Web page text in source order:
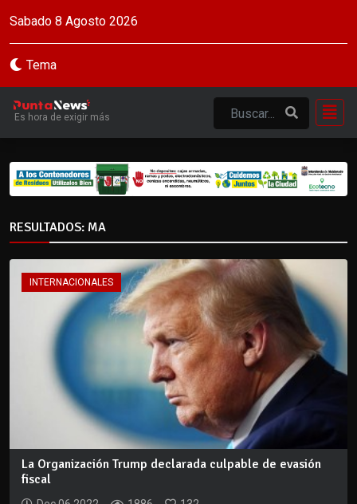
Sabado 8 Agosto 2026
Tema
Es hora de exigir más
RESULTADOS: MA
INTERNACIONALES
La Organización Trump declarada culpable de evasión
fiscal